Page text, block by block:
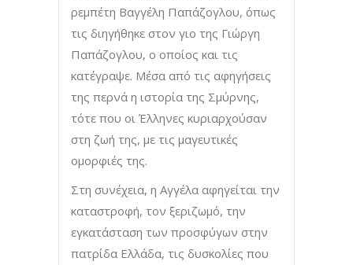
ρεμπέτη Βαγγέλη Παπάζογλου, όπως
τις διηγήθηκε στον γιο της Γιώργη
Παπάζογλου, ο οποίος και τις
κατέγραψε. Μέσα από τις αφηγήσεις
της περνά η ιστορία της Σμύρνης,
τότε που οι Έλληνες κυριαρχούσαν
στη ζωή της, με τις μαγευτικές
ομορφιές της.
Στη συνέχεια, η Αγγέλα αφηγείται την
καταστροφή, τον ξεριζωμό, την
εγκατάσταση των προσφύγων στην
πατρίδα Ελλάδα, τις δυσκολίες που